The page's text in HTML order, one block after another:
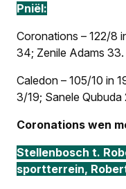
Pniël:
Coronations – 122/8
34; Zenile Adams 33.
Caledon – 105/10 in
3/19; Sanele Qubuda
Coronations wen
Stellenbosch t.
sportterrein,